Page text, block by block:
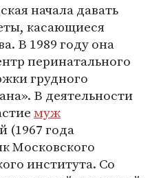
начала давать
касающиеся
В 1989 году она
перинатального
грудного
В деятельности
муж
(1967 года
Московского
института. Со